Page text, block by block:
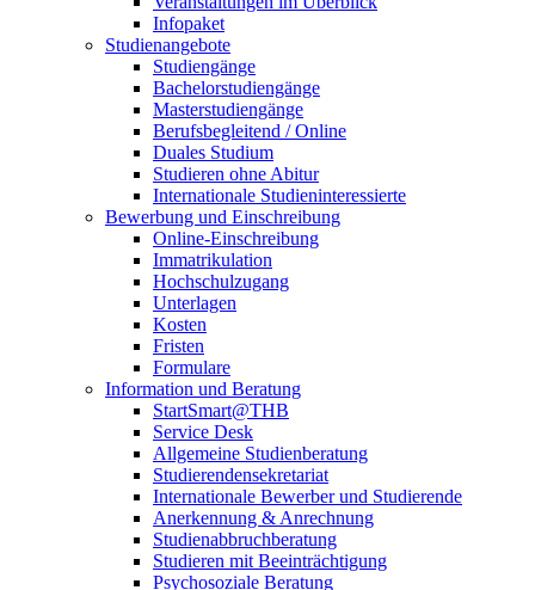
Infopaket
Studienangebote
Studiengänge
Bachelorstudiengänge
Masterstudiengänge
Berufsbegleitend / Online
Duales Studium
Studieren ohne Abitur
Internationale Studieninteressierte
Bewerbung und Einschreibung
Online-Einschreibung
Immatrikulation
Hochschulzugang
Unterlagen
Kosten
Fristen
Formulare
Information und Beratung
StartSmart@THB
Service Desk
Allgemeine Studienberatung
Studierendensekretariat
Internationale Bewerber und Studierende
Anerkennung & Anrechnung
Studienabbruchberatung
Studieren mit Beeinträchtigung
Psychosoziale Beratung